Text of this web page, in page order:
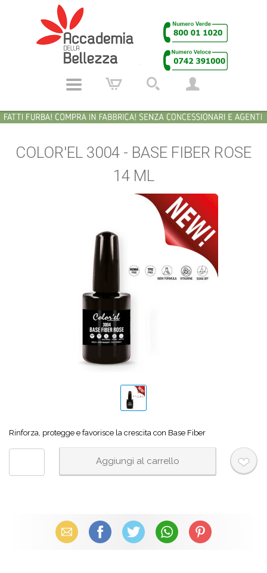
COLOR'EL 3004 - BASE FIBER ROSE
14 ML
Rinforza, protegge e favorisce la crescita con Base Fiber
Email Facebook X (Twitter) WhatsAppPinterest